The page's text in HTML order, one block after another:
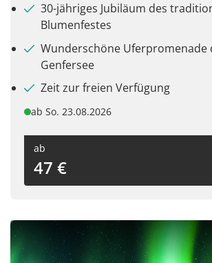
Teile diese Reise
30-jähriges Jubiläum des
Blumenfestes
Wunderschöne Uferpromenade
Genfersee
Zeit zur freien Verfügung
ab So. 23.08.2026
ab
47 €